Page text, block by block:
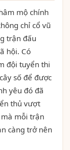
mộ chính
chỉ cổ vũ
trận đấu
hội. Có
đội tuyển thi
số để được
yêu đó đã
thủ vượt
mỗi trận
càng trở nên